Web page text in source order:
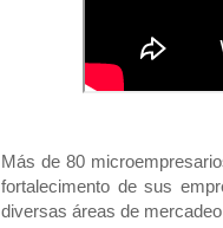
Más de 80
fortalecimento de sus
diversas áreas de